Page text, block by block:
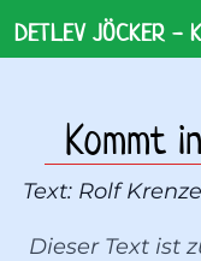
DETLEV JÖCKER -
Kommt
Text: Rolf
Dieser Text ist